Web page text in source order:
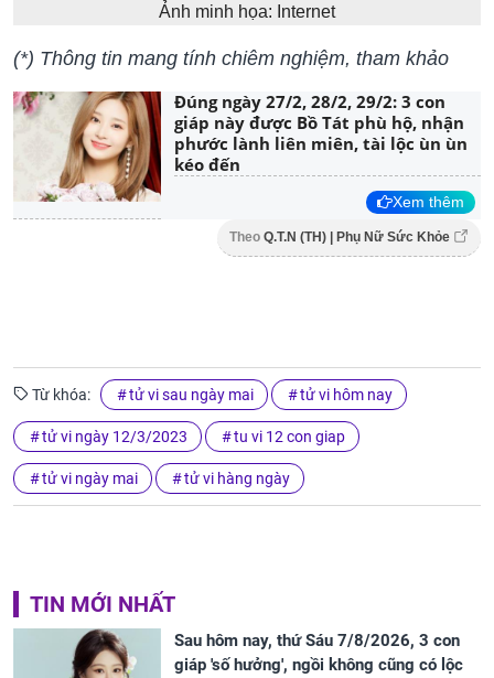
Ảnh minh họa: Internet
(*) Thông tin mang tính chiêm nghiệm, tham khảo
Đúng ngày 27/2, 28/2, 29/2: 3 con
giáp này được Bồ Tát phù hộ, nhận
phước lành liên miên, tài lộc ùn ùn
kéo đến
Xem thêm
Theo Q.T.N (TH) | Phụ Nữ Sức Khỏe
Từ khóa: tử vi sau ngày mai tử vi hôm nay
tử vi ngày 12/3/2023 tu vi 12 con giap
tử vi ngày mai tử vi hàng ngày
TIN MỚI NHẤT
Sau hôm nay, thứ Sáu 7/8/2026, 3 con
giáp 'số hưởng', ngồi không cũng có lộc